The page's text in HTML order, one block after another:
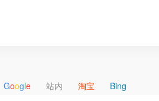
Google 站内 淘宝 Bing